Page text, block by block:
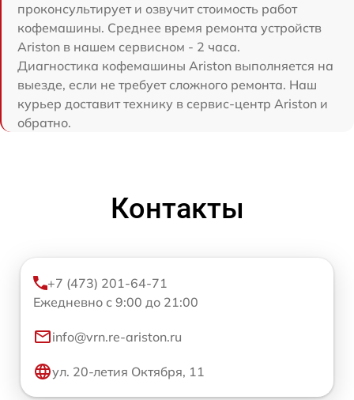
проконсультирует и озвучит стоимость работ
кофемашины. Среднее время ремонта устройств
Ariston в нашем сервисном - 2 часа.
Диагностика кофемашины Ariston выполняется на
выезде, если не требует сложного ремонта. Наш
курьер доставит технику в сервис-центр Ariston и
обратно.
Контакты
+7 (473) 201-64-71
Ежедневно с 9:00 до 21:00
info@vrn.re-ariston.ru
ул. 20-летия Октября, 11